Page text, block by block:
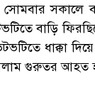
সোমবার
বাড়ি
ভটভটিতে ধাক্কা
গুরুতর আহত